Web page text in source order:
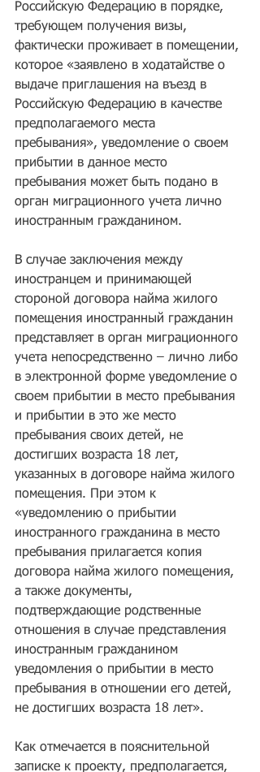
Российскую Федерацию в порядке,
требующем получения визы,
фактически проживает в помещении,
которое «заявлено в ходатайстве о
выдаче приглашения на въезд в
Российскую Федерацию в качестве
предполагаемого места
пребывания», уведомление о своем
прибытии в данное место
пребывания может быть подано в
орган миграционного учета лично
иностранным гражданином.
В случае заключения между
иностранцем и принимающей
стороной договора найма жилого
помещения иностранный гражданин
представляет в орган миграционного
учета непосредственно – лично либо
в электронной форме уведомление о
своем прибытии в место пребывания
и прибытии в это же место
пребывания своих детей, не
достигших возраста 18 лет,
указанных в договоре найма жилого
помещения. При этом к
«уведомлению о прибытии
иностранного гражданина в место
пребывания прилагается копия
договора найма жилого помещения,
а также документы,
подтверждающие родственные
отношения в случае представления
иностранным гражданином
уведомления о прибытии в место
пребывания в отношении его детей,
не достигших возраста 18 лет».
Как отмечается в пояснительной
записке к проекту, предполагается,